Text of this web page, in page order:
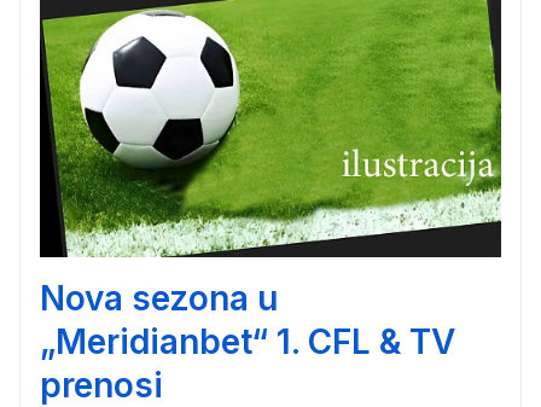
Nova sezona u
„Meridianbet“ 1. CFL & TV
prenosi